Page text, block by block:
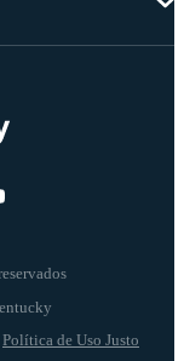
Política de Uso Justo